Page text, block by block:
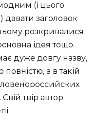
(і цього
давати заголовок
розкривалися
ідея тощо.
дуже довгу назву,
а в такій
твір автор